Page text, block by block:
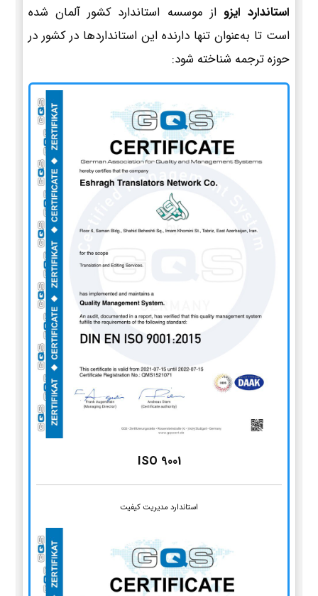
استاندارد ایزو از موسسه استاندارد کشور آلمان شده
است تا به‌عنوان تنها دارنده این استانداردها در کشور در
حوزه ترجمه شناخته شود:
ISO 9001
استاندارد مدیریت کیفیت